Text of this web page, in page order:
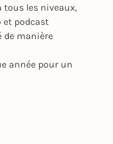
tous les niveaux,
et podcast
de manière
année pour un